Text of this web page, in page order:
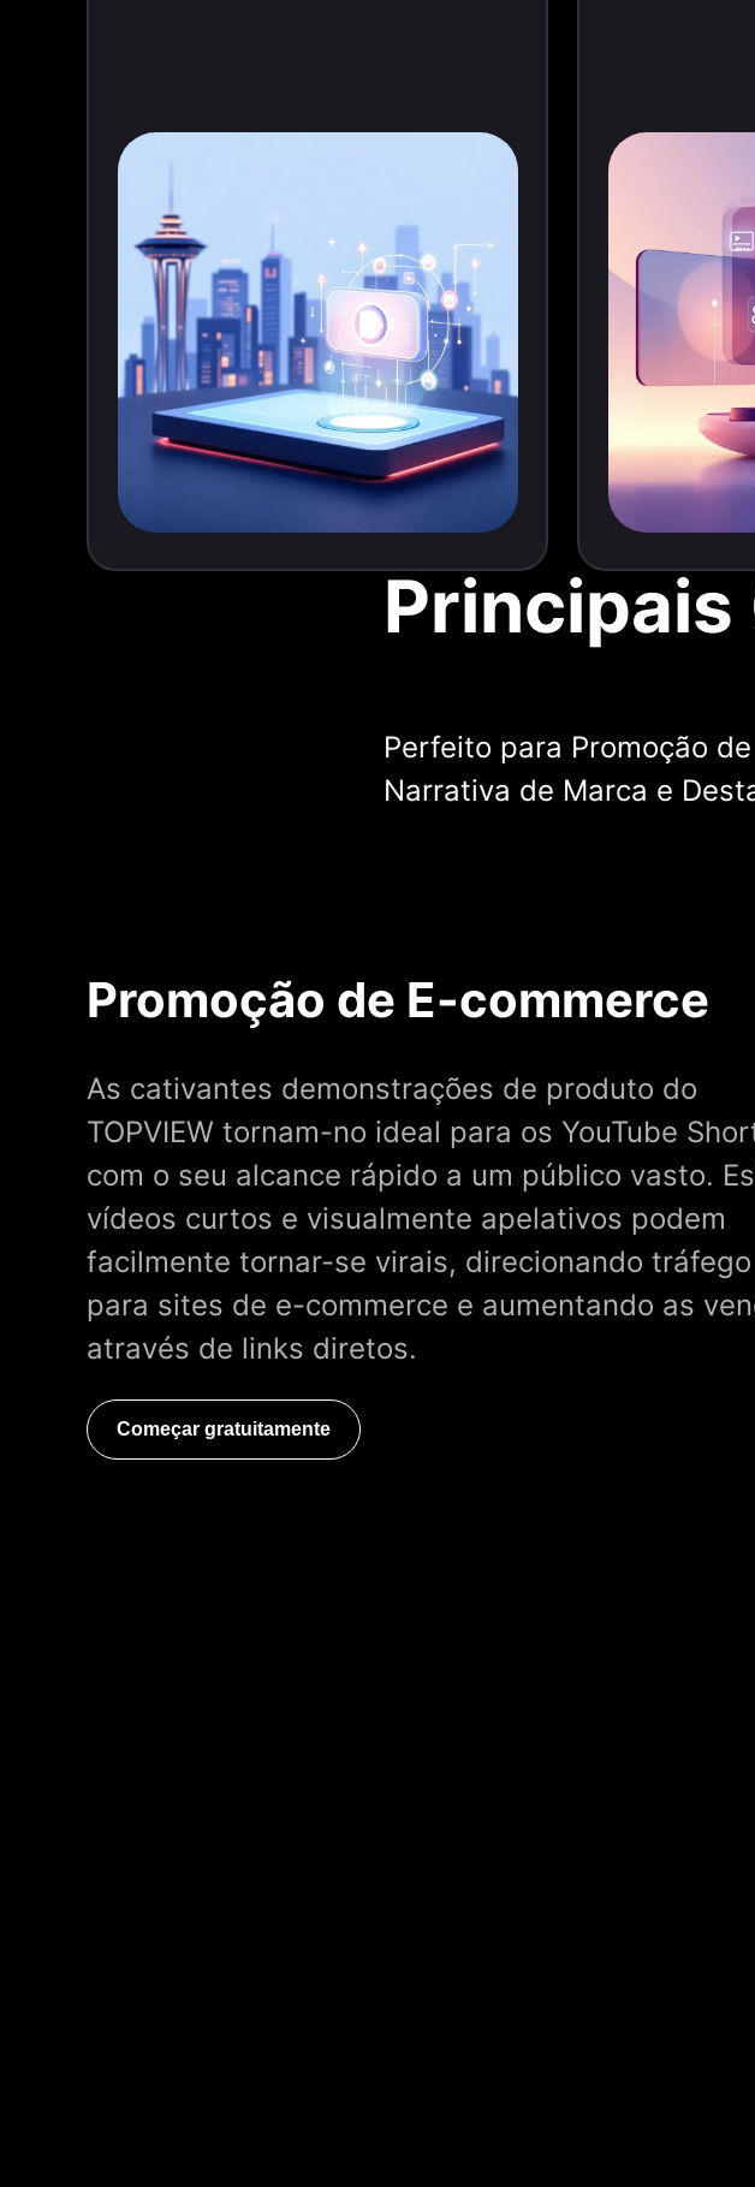
Principais
Perfeito para Promoção
Narrativa de Marca e
Promoção de E-commerce
As cativantes demonstrações de produto do
TOPVIEW tornam-no ideal para os YouTube
com o seu alcance rápido a um público vasto.
vídeos curtos e visualmente apelativos podem
facilmente tornar-se virais, direcionando tráfego
para sites de e-commerce e aumentando as
através de links diretos.
Começar gratuitamente